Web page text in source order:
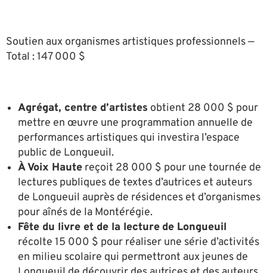
Soutien aux organismes artistiques professionnels —
Total : 147 000 $
Agrégat, centre d’artistes obtient 28 000 $ pour
mettre en œuvre une programmation annuelle de
performances artistiques qui investira l’espace
public de Longueuil.
À Voix Haute reçoit 28 000 $ pour une tournée de
lectures publiques de textes d’autrices et auteurs
de Longueuil auprès de résidences et d’organismes
pour aînés de la Montérégie.
Fête du livre et de la lecture de Longueuil
récolte 15 000 $ pour réaliser une série d’activités
en milieu scolaire qui permettront aux jeunes de